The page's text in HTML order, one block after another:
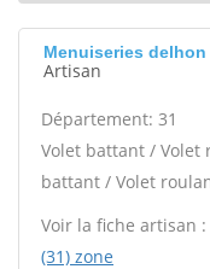
Menuiseries
Artisan
Département: 31
Volet battant / Volet
battant / Volet
Voir la fiche artisan :
(31) zone